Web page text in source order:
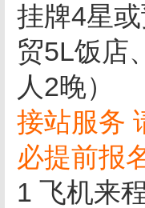
挂牌4星
贸5L饭店
人2晚）
接站服务
必提前报
1 飞机来